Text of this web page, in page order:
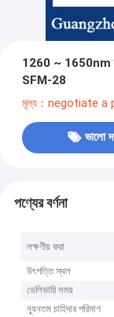
1260 ~ 1650nm
SFM-28
মূল্য：negotiate a
ভালো
পণ্যের বর্ণনা
লক্ষণীয় করা
উৎপত্তি স্থল
ডেলিভারি সময়
ন্যূনতম চাহিদার পরিমাণ